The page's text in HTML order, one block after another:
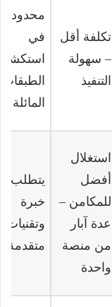
تكلفة أقل
– سهولة
التنفيذ
محدودية
في
الطبقات
المائلة
استغلال
أفضل
للمكامن –
عدة آبار
من منصة
واحدة
يتطلب
خبرة
وتقنيات
متقدمة